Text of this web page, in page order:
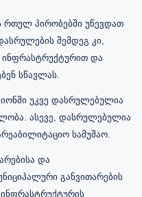
რთულ პირობებში უწევდათ
შემდეგ კი,
და
სწავლას.
უკვე დასრულებულია
ასევე, დასრულებულია
სამუშაო.
და
განვითარების